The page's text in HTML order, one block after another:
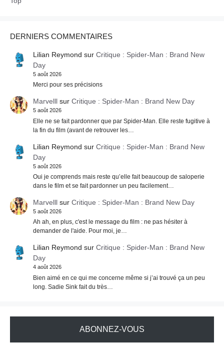
DERNIERS COMMENTAIRES
Lilian Reymond sur Critique : Spider-Man : Brand New
Day
5 août 2026
Merci pour ses précisions
Marvelllsur Critique : Spider-Man : Brand New Day
5 août 2026
Elle ne se fait pardonner que par Spider-Man. Elle reste fugitive à
la fin du film (avant de retrouver les…
Lilian Reymond sur Critique : Spider-Man : Brand New
Day
5 août 2026
Oui je comprends mais reste qu’elle fait beaucoup de saloperie
dans le film et se fait pardonner un peu facilement…
Marvelllsur Critique : Spider-Man : Brand New Day
5 août 2026
Ah ah, en plus, c'est le message du film : ne pas hésiter à
demander de l'aide. Pour moi, je…
Lilian Reymond sur Critique : Spider-Man : Brand New
Day
4 août 2026
Bien aimé en ce qui me concerne même si j’ai trouvé ça un peu
long. Sadie Sink fait du très…
ABONNEZ-VOUS